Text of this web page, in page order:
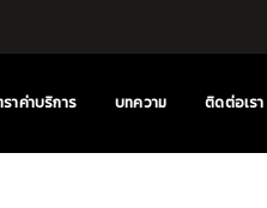
าค่าบริการ บทความ ติดต่อเรา